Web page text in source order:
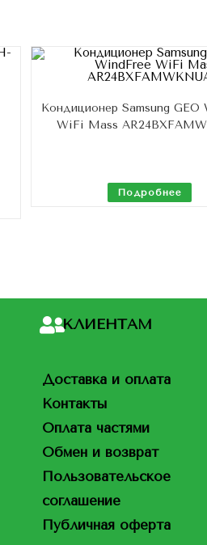
Кондиционер Samsung GEO
WiFi Mass
Подробнее
КЛИЕНТАМ
Доставка и оплата
Контакты
Оплата частями
Обмен и возврат
Пользовательское
соглашение
Публичная оферта